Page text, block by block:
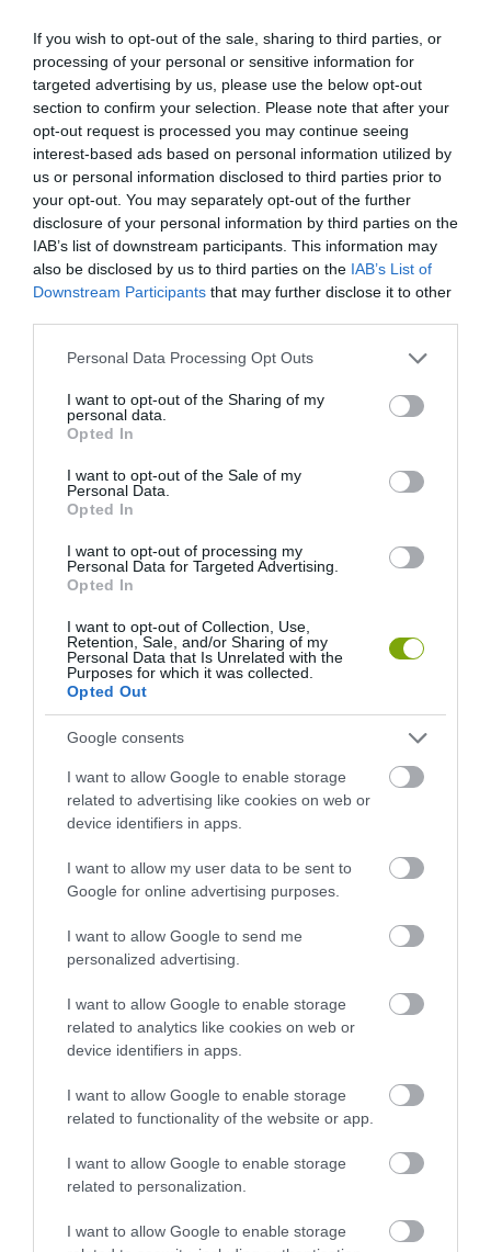
If you wish to opt-out of the sale, sharing to third parties, or
processing of your personal or sensitive information for
targeted advertising by us, please use the below opt-out
section to confirm your selection. Please note that after your
opt-out request is processed you may continue seeing
interest-based ads based on personal information utilized by
us or personal information disclosed to third parties prior to
your opt-out. You may separately opt-out of the further
disclosure of your personal information by third parties on the
IAB’s list of downstream participants. This information may
also be disclosed by us to third parties on the IAB’s List of
Downstream Participants that may further disclose it to other
Please note that this website/app uses one or more Google
not limited to your visit or usage behaviour. You may click to
grant or deny consent to Google and its third-party tags to
use your data for below specified purposes in below Google
consent section.
Personal Data Processing Opt Outs
I want to opt-out of the Sharing of my
personal data.
Opted In
I want to opt-out of the Sale of my
Personal Data.
Opted In
I want to opt-out of processing my
Personal Data for Targeted Advertising.
Opted In
I want to opt-out of Collection, Use,
Retention, Sale, and/or Sharing of my
Personal Data that Is Unrelated with the
Purposes for which it was collected.
Opted Out
Google consents
I want to allow Google to enable storage
related to advertising like cookies on web or
device identifiers in apps.
I want to allow my user data to be sent to
Google for online advertising purposes.
I want to allow Google to send me
personalized advertising.
I want to allow Google to enable storage
related to analytics like cookies on web or
device identifiers in apps.
I want to allow Google to enable storage
related to functionality of the website or app.
I want to allow Google to enable storage
related to personalization.
I want to allow Google to enable storage
ELŐZŐ CIKK
175 24 GYÉMÁNT ÉKESÍTI A GYÖNYÖRŰ, REKORDER KARÓRÁT
KÖVETKEZŐ CIKK
A DÖGÖKET ELÁSÓ, KÖZÖNSÉGES TEMETŐBOGÁR LETT AZ
HASONLÓ ÉRDEKESSÉGEK
EGY ELSÜLLYEDT HAJÓ
TEXTILJEI ÚJRA ÖSSZEÁLLTAK:
TENGERT
NEM MINDENKI MENEKÜLT
SEGÍTENI PRÓBÁLT
2026-06-23
DAVID ATTENBOROUGH 100
MEGTANÍTOTTA A VILÁGNAK,
AZ OKOZTA A RÁKOT